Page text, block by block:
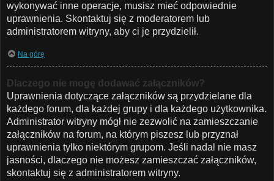
wykonywać inne operacje, musisz mieć odpowiednie
uprawnienia. Skontaktuj się z moderatorem lub
administratorem witryny, aby ci je przydzielił.
Na górę
Dlaczego nie mogę dodawać załączników?
Uprawnienia dotyczące załączników są przydzielane dla
każdego forum, dla każdej grupy i dla każdego użytkownika.
Administrator witryny mógł nie zezwolić na zamieszczanie
załączników na forum, na którym piszesz lub przyznał
uprawnienia tylko niektórym grupom. Jeśli nadal nie masz
jasności, dlaczego nie możesz zamieszczać załączników,
skontaktuj się z administratorem witryny.